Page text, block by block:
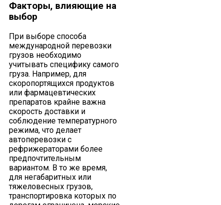
Факторы, влияющие на
выбор
При выборе способа
международной перевозки
грузов необходимо
учитывать специфику самого
груза. Например, для
скоропортящихся продуктов
или фармацевтических
препаратов крайне важна
скорость доставки и
соблюдение температурного
режима, что делает
автоперевозки с
рефрижераторами более
предпочтительным
вариантом. В то же время,
для негабаритных или
тяжеловесных грузов,
транспортировка которых по